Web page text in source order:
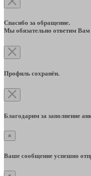
Спасибо за обращение.
Мы обязательно ответим
Профиль сохранён.
Благодарим за заполнение
×
Ваше сообщение успешно